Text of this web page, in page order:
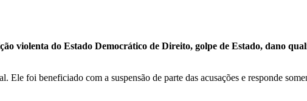
violenta do Estado Democrático de Direito, golpe de Estado, dano
foi beneficiado com a suspensão de parte das acusações e responde